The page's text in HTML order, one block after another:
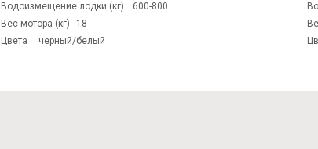
Водоизмещение лодки (кг)	600-800
Вес мотора (кг)	18
Цвета	черный/белый